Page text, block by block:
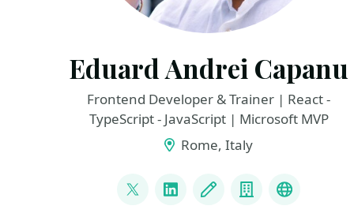
Eduard Andrei Capanu
Frontend Developer & Trainer | React -
TypeScript - JavaScript | Microsoft MVP
Rome, Italy
@capanu2
LinkedInBlog CompanyMicrosoft